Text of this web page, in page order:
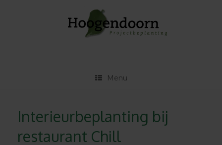
Menu
Interieurbeplanting bij
restaurant Chill